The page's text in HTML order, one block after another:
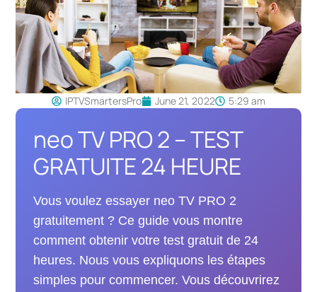
IPTVSmartersPro June 21, 2022 5:29 am
neo TV PRO 2 – TEST
GRATUITE 24 HEURE
Vous voulez essayer neo TV PRO 2
gratuitement ? Ce guide vous montre
comment obtenir votre test gratuit de 24
heures. Nous vous expliquons les étapes
simples pour commencer. Vous découvrirez